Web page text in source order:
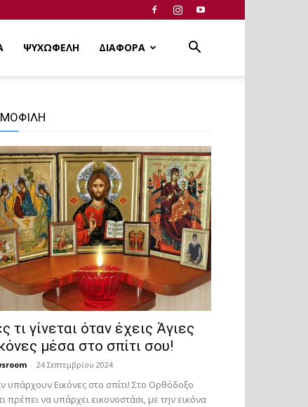
ΨΥΧΩΦΕΛΗ ΔΙΑΦΟΡΑ
τι γίνεται όταν έχεις Άγιες
μέσα στο σπίτι σου!
- 24 Σεπτεμβρίου 2024
υπάρχουν Εικόνες στο σπίτι! Στο Ορθόδοξο
πρέπει να υπάρχει εικονοστάσι, με την εικόνα